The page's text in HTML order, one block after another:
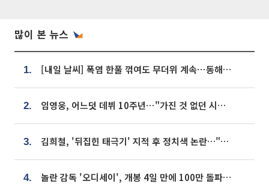
많이 본 뉴스
1. [내일 날씨] 폭염 한풀 꺾여도 무더위 계속⋯동해안 이틀 연속 비
2. 임영웅, 어느덧 데뷔 10주년⋯"가진 것 없던 시절, 내 앞엔 20명의 팬뿐"
3. 김희철, '뒤집힌 태극기' 지적 후 정치색 논란…"좌우 떠나 우리나라 국기"
4. 놀란 감독 '오디세이', 개봉 4일 만에 100만 돌파⋯'왕사남' 보다 빠르다